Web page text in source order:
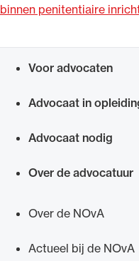
binnen penitentiaire
Voor advocaten
Advocaat in
Advocaat nodig
Over de advocatuur
Over de NOvA
Actueel bij de NOvA